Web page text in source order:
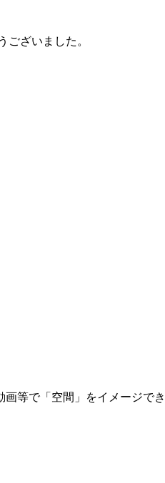
ございました。
等で「空間」をイメージで